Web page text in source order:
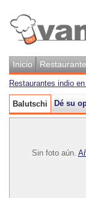
Inicio
Restaurantes indio
Balutschi Dé su
Sin foto aún.